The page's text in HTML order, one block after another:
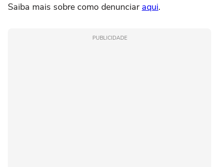
Saiba mais sobre como denunciar aqui.
PUBLICIDADE